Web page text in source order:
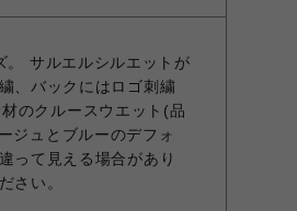
。 サルエルシルエットが
、バックにはロゴ刺繍
のクルースウエット(品
ジュとブルーのデフォ
って見える場合があり
さい。